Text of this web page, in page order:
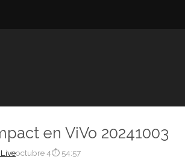
en ViVo 20241003
octubre 4⏱ 54:57